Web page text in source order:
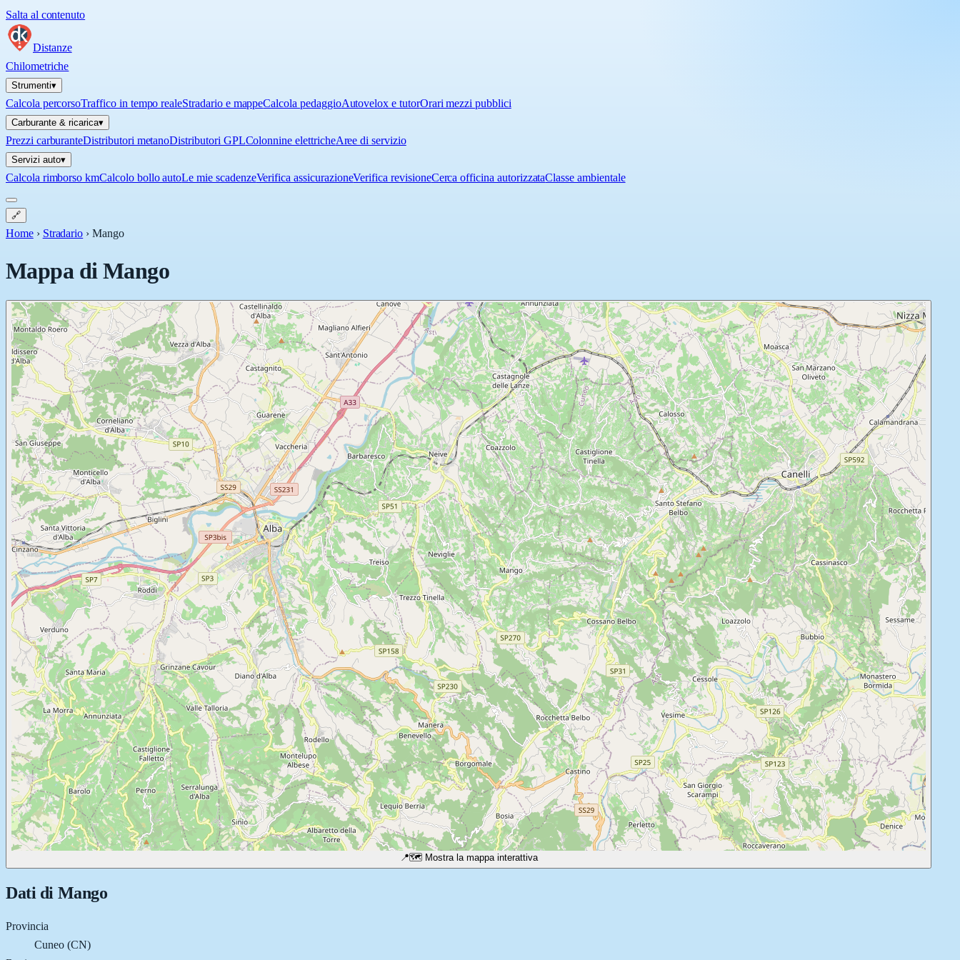
Salta al contenuto
Distanze
Chilometriche
Strumenti▾
Calcola percorsoTraffico in tempo realeStradario e mappeCalcola pedaggioAutovelox e tutorOrari mezzi pubblici
Carburante & ricarica▾
Prezzi carburanteDistributori metanoDistributori GPLColonnine elettricheAree di servizio
Servizi auto▾
Calcola rimborso kmCalcolo bollo autoLe mie scadenzeVerifica assicurazioneVerifica revisioneCerca officina autorizzataClasse ambientale
🔗
Home › Stradario ›Mango
Mappa diMango
📍🗺️ Mostra la mappa interattiva
Dati di Mango
Provincia
Cuneo (CN)